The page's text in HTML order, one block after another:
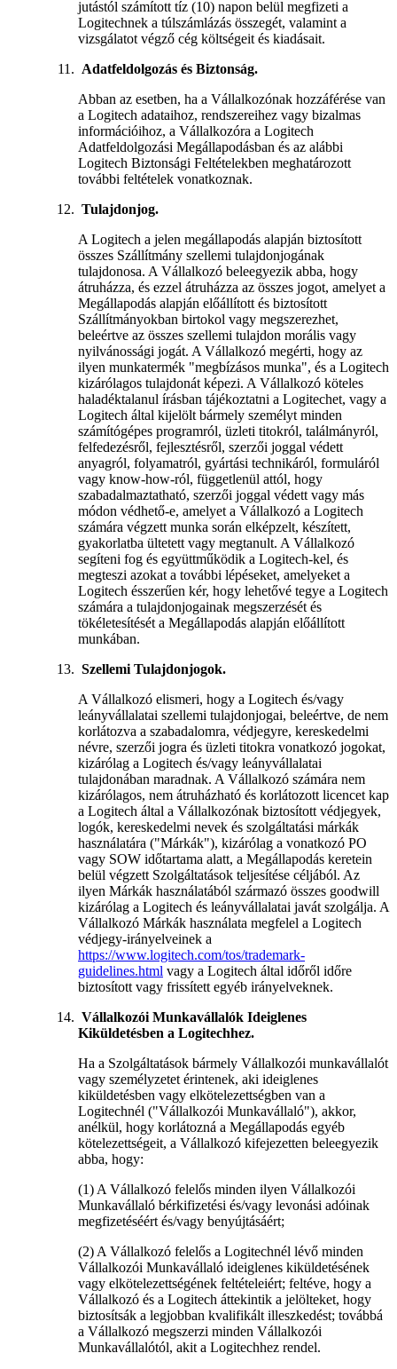
jutástól számított tíz (10) napon belül megfizeti a
Logitechnek a túlszámlázás összegét, valamint a
vizsgálatot végző cég költségeit és kiadásait.
Adatfeldolgozás és Biztonság.
Abban az esetben, ha a Vállalkozónak hozzáférése van
a Logitech adataihoz, rendszereihez vagy bizalmas
információihoz, a Vállalkozóra a Logitech
Adatfeldolgozási Megállapodásban és az alábbi
Logitech Biztonsági Feltételekben meghatározott
további feltételek vonatkoznak.
Tulajdonjog.
A Logitech a jelen megállapodás alapján biztosított
összes Szállítmány szellemi tulajdonjogának
tulajdonosa. A Vállalkozó beleegyezik abba, hogy
átruházza, és ezzel átruházza az összes jogot, amelyet a
Megállapodás alapján előállított és biztosított
Szállítmányokban birtokol vagy megszerezhet,
beleértve az összes szellemi tulajdon morális vagy
nyilvánossági jogát. A Vállalkozó megérti, hogy az
ilyen munkatermék "megbízásos munka", és a Logitech
kizárólagos tulajdonát képezi. A Vállalkozó köteles
haladéktalanul írásban tájékoztatni a Logitechet, vagy a
Logitech által kijelölt bármely személyt minden
számítógépes programról, üzleti titokról, találmányról,
felfedezésről, fejlesztésről, szerzői joggal védett
anyagról, folyamatról, gyártási technikáról, formuláról
vagy know-how-ról, függetlenül attól, hogy
szabadalmaztatható, szerzői joggal védett vagy más
módon védhető-e, amelyet a Vállalkozó a Logitech
számára végzett munka során elképzelt, készített,
gyakorlatba ültetett vagy megtanult. A Vállalkozó
segíteni fog és együttműködik a Logitech-kel, és
megteszi azokat a további lépéseket, amelyeket a
Logitech ésszerűen kér, hogy lehetővé tegye a Logitech
számára a tulajdonjogainak megszerzését és
tökéletesítését a Megállapodás alapján előállított
munkában.
Szellemi Tulajdonjogok.
A Vállalkozó elismeri, hogy a Logitech és/vagy
leányvállalatai szellemi tulajdonjogai, beleértve, de nem
korlátozva a szabadalomra, védjegyre, kereskedelmi
névre, szerzői jogra és üzleti titokra vonatkozó jogokat,
kizárólag a Logitech és/vagy leányvállalatai
tulajdonában maradnak. A Vállalkozó számára nem
kizárólagos, nem átruházható és korlátozott licencet kap
a Logitech által a Vállalkozónak biztosított védjegyek,
logók, kereskedelmi nevek és szolgáltatási márkák
használatára ("Márkák"), kizárólag a vonatkozó PO
vagy SOW időtartama alatt, a Megállapodás keretein
belül végzett Szolgáltatások teljesítése céljából. Az
ilyen Márkák használatából származó összes goodwill
kizárólag a Logitech és leányvállalatai javát szolgálja. A
Vállalkozó Márkák használata megfelel a Logitech
védjegy-irányelveinek a
https://www.logitech.com/tos/trademark-
guidelines.html vagy a Logitech által időről időre
biztosított vagy frissített egyéb irányelveknek.
Vállalkozói Munkavállalók Ideiglenes
Kiküldetésben a Logitechhez.
Ha a Szolgáltatások bármely Vállalkozói munkavállalót
vagy személyzetet érintenek, aki ideiglenes
kiküldetésben vagy elkötelezettségben van a
Logitechnél ("Vállalkozói Munkavállaló"), akkor,
anélkül, hogy korlátozná a Megállapodás egyéb
kötelezettségeit, a Vállalkozó kifejezetten beleegyezik
abba, hogy:
(1) A Vállalkozó felelős minden ilyen Vállalkozói
Munkavállaló bérkifizetési és/vagy levonási adóinak
megfizetéséért és/vagy benyújtásáért;
(2) A Vállalkozó felelős a Logitechnél lévő minden
Vállalkozói Munkavállaló ideiglenes kiküldetésének
vagy elkötelezettségének feltételeiért; feltéve, hogy a
Vállalkozó és a Logitech áttekintik a jelölteket, hogy
biztosítsák a legjobban kvalifikált illeszkedést; továbbá
a Vállalkozó megszerzi minden Vállalkozói
Munkavállalótól, akit a Logitechhez rendel.